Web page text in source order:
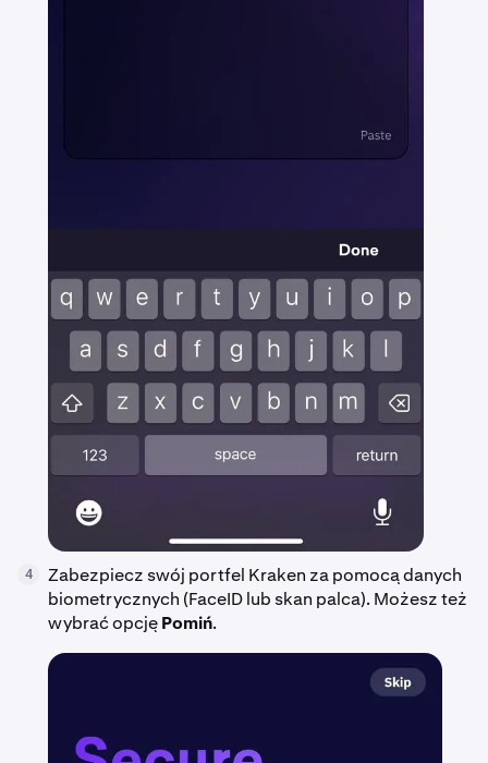
4
Zabezpiecz swój portfel Kraken za pomocą danych
biometrycznych (FaceID lub skan palca). Możesz też
wybrać opcjęPomiń.